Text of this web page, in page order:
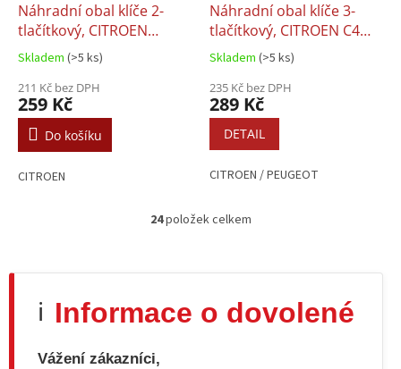
Náhradní obal klíče 2-
tlačítkový, CITROEN
BERLINGO XSARA
PICASSO (SX9)
Skladem (>5 ks)
211 Kč bez DPH
259 Kč
Do košíku
CITROEN
Náhradní obal klíče 3-
tlačítkový, CITROEN C4
GRAND PICASSO (HU83)
Skladem (>5 ks)
235 Kč bez DPH
289 Kč
DETAIL
CITROEN / PEUGEOT
O
á
a
c
24položek celkem
ℹ️ Informace o dovolené
Vážení zákazníci,